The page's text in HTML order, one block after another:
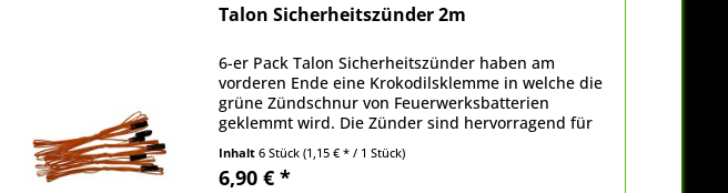
Talon Sicherheitszünder 2m
6-er Pack Talon Sicherheitszünder haben am
vorderen Ende eine Krokodilsklemme in welche die
grüne Zündschnur von Feuerwerksbatterien
geklemmt wird. Die Zünder sind hervorragend für
Silvester...
Inhalt6 Stück(1,15 € * / 1 Stück)
6,90 € *